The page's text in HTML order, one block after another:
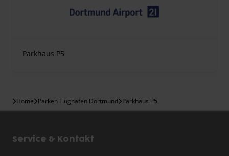
Parkhaus P5
Home Parken Flughafen Dortmund Parkhaus P5
Service & Kontakt